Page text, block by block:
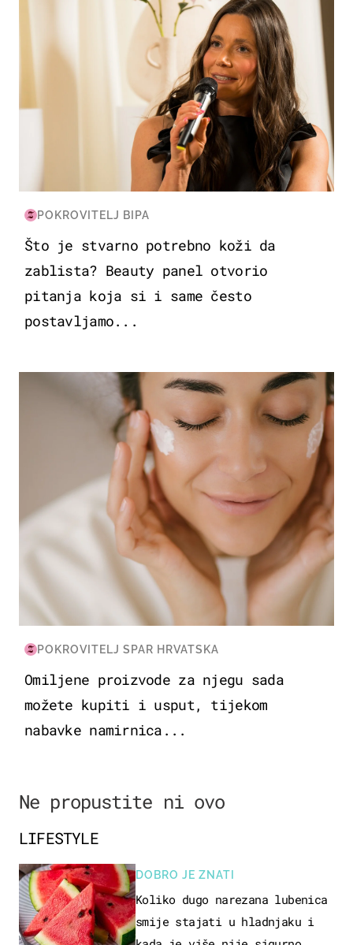
POKROVITELJ BIPA
Što je stvarno potrebno koži da
zablista? Beauty panel otvorio
pitanja koja si i same često
postavljamo...
MODA & LJEPOTA
POKROVITELJ SPAR HRVATSKA
Omiljene proizvode za njegu sada
možete kupiti i usput, tijekom
nabavke namirnica...
Ne propustite ni ovo
LIFESTYLE
DOBRO JE ZNATI
Koliko dugo narezana lubenica
smije stajati u hladnjaku i